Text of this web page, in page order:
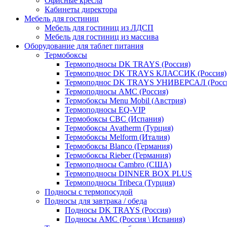
Кабинеты директора
Мебель для гостиниц
Мебель для гостиниц из ЛДСП
Мебель для гостиниц из массива
Оборудование для таблет питания
Термобоксы
Термоподносы DK TRAYS (Россия)
Термоподнос DK TRAYS КЛАССИК (Россия)
Термоподнос DK TRAYS УНИВЕРСАЛ
Термоподносы AMC (Россия)
Термобоксы Menu Mobil (Австрия)
Термоподносы EQ-VIP
Термобоксы CBC (Испания)
Термобоксы Avatherm (Турция)
Термобоксы Melform (Италия)
Термобоксы Blanco (Германия)
Термобоксы Rieber (Германия)
Термоподносы Cambro (США)
Термоподносы DINNER BOX PLUS
Термоподносы Tribeca (Турция)
Подносы с термопосудой
Подносы для завтрака / обеда
Подносы DK TRAYS (Россия)
Подносы AMC (Россия \ Испания)